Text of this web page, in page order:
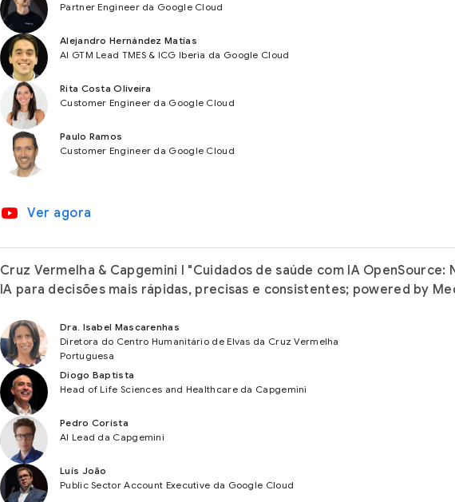
Partner Engineer da Google Cloud
Alejandro Hernández Matías
AI GTM Lead TMES & ICG Iberia da Google Cloud
Rita Costa Oliveira
Customer Engineer da Google Cloud
Paulo Ramos
Customer Engineer da Google Cloud
video_youtube Ver agora
Cruz Vermelha & Capgemini I "Cuidados de saúde com IA OpenSource:
IA para decisões mais rápidas, precisas e consistentes; powered by
Dra. Isabel Mascarenhas
Diretora do Centro Humanitário de Elvas da Cruz Vermelha
Portuguesa
Diogo Baptista
Head of Life Sciences and Healthcare da Capgemini
Pedro Corista
AI Lead da Capgemini
Luís João
Public Sector Account Executive da Google Cloud